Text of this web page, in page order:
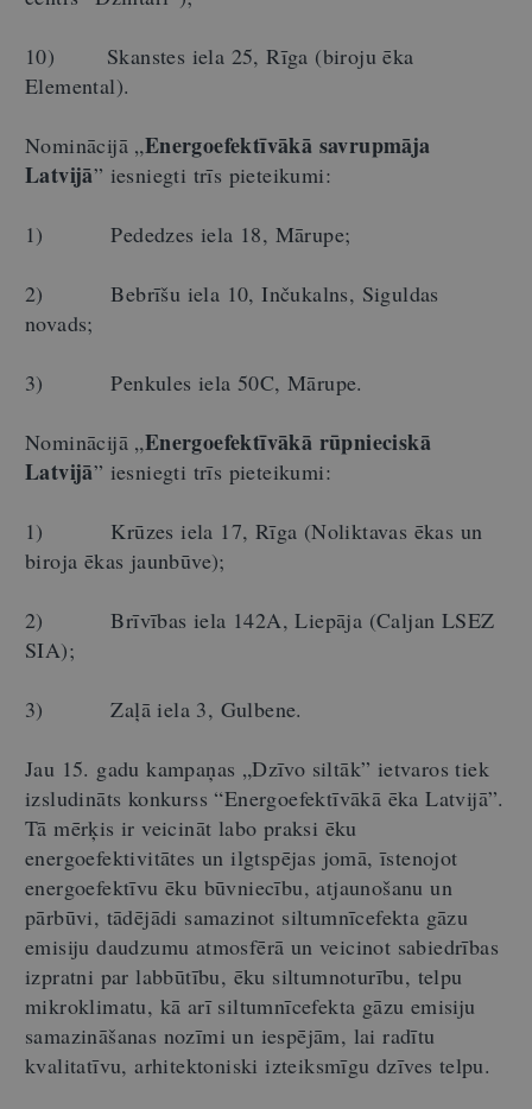
10) Skanstes iela 25, Rīga (biroju ēka
Elemental).
Nominācijā „Energoefektīvākā savrupmāja
Latvijā” iesniegti trīs pieteikumi:
1) Pededzes iela 18, Mārupe;
2) Bebrīšu iela 10, Inčukalns, Siguldas
novads;
3) Penkules iela 50C, Mārupe.
Nominācijā „Energoefektīvākā rūpnieciskā
Latvijā” iesniegti trīs pieteikumi:
1) Krūzes iela 17, Rīga (Noliktavas ēkas un
biroja ēkas jaunbūve);
2) Brīvības iela 142A, Liepāja (Caljan LSEZ
SIA);
3) Zaļā iela 3, Gulbene.
Jau 15. gadu kampaņas „Dzīvo siltāk” ietvaros tiek
izsludināts konkurss “Energoefektīvākā ēka Latvijā”.
Tā mērķis ir veicināt labo praksi ēku
energoefektivitātes un ilgtspējas jomā, īstenojot
energoefektīvu ēku būvniecību, atjaunošanu un
pārbūvi, tādējādi samazinot siltumnīcefekta gāzu
emisiju daudzumu atmosfērā un veicinot sabiedrības
izpratni par labbūtību, ēku siltumnoturību, telpu
mikroklimatu, kā arī siltumnīcefekta gāzu emisiju
samazināšanas nozīmi un iespējām, lai radītu
kvalitatīvu, arhitektoniski izteiksmīgu dzīves telpu.